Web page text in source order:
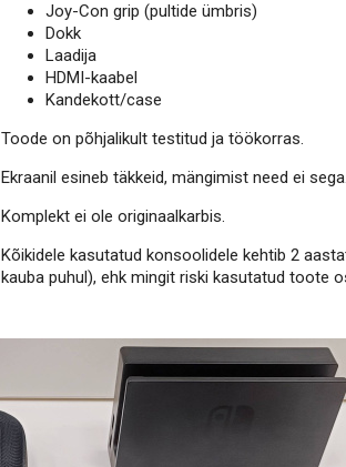
Joy-Con grip (pultide ümbris)
Dokk
Laadija
HDMI-kaabel
Kandekott/case
Toode on põhjalikult testitud ja töökorras.
Ekraanil esineb täkkeid, mängimist need ei sega.
Komplekt ei ole originaalkarbis.
Kõikidele kasutatud konsoolidele kehtib 2
kauba puhul), ehk mingit riski kasutatud toote